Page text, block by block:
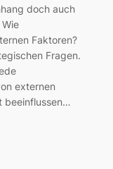
doch auch
Faktoren?
Fragen.
externen
beeinflussen…